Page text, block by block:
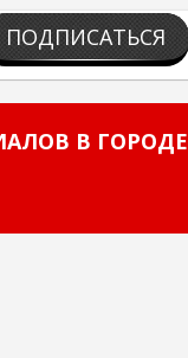
ПОДПИСАТЬСЯ
В ГОРОДЕ